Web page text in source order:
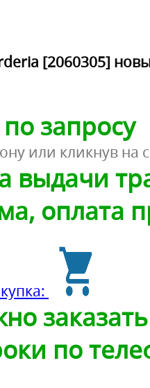
[2060305]
запросу
или кликнув на
выдачи
оплата
по